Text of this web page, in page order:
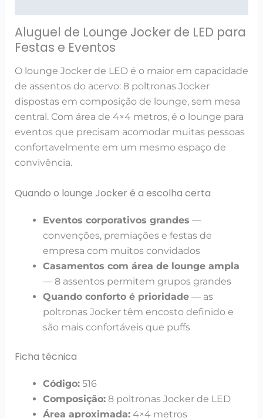
Aluguel de Lounge Jocker de LED para
Festas e Eventos
O lounge Jocker de LED é o maior em capacidade
de assentos do acervo: 8 poltronas Jocker
dispostas em composição de lounge, sem mesa
central. Com área de 4×4 metros, é o lounge para
eventos que precisam acomodar muitas pessoas
confortavelmente em um mesmo espaço de
convivência.
Quando o lounge Jocker é a escolha certa
Eventos corporativos grandes —
convenções, premiações e festas de
empresa com muitos convidados
Casamentos com área de lounge ampla
— 8 assentos permitem grupos grandes
Quando conforto é prioridade— as
poltronas Jocker têm encosto definido e
são mais confortáveis que puffs
Ficha técnica
Código:516
Composição:8 poltronas Jocker de LED
Área aproximada:4×4 metros